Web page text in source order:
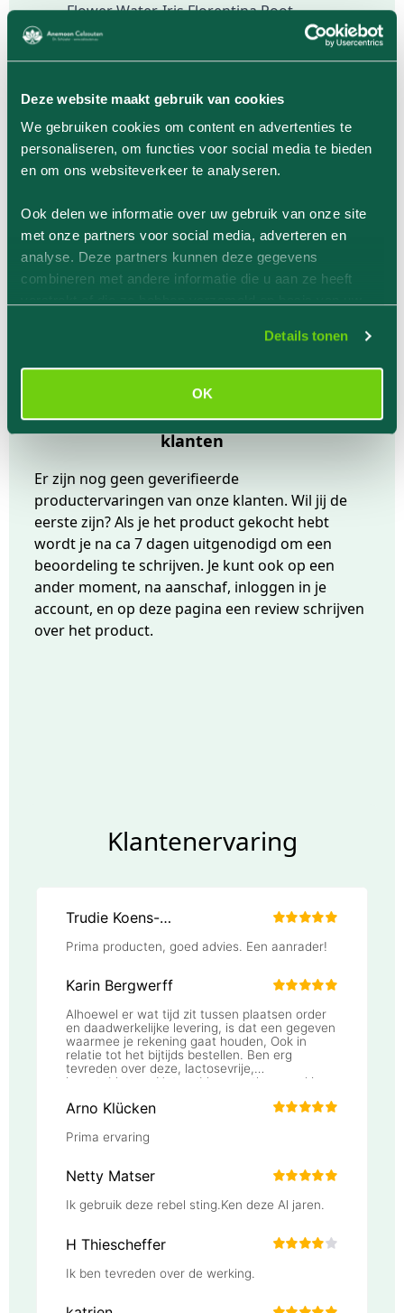
Deze website maakt gebruik van cookies
We gebruiken cookies om content en advertenties te
personaliseren, om functies voor social media te bieden
en om ons websiteverkeer te analyseren.
Ook delen we informatie over uw gebruik van onze site
met onze partners voor social media, adverteren en
analyse. Deze partners kunnen deze gegevens
combineren met andere informatie die u aan ze heeft
Details tonen
OK
Flower Water, Iris Florentina Root
Extract, Cucumis Melo (meloen) Fruit
Extract, Hedera Helix (klimop)
Glycyrrhizate, Bifida Ferment Lysate,
Lactobacillus Ferment, Lactobacillus
Ferment Lysate
EAN: 8809937361718
Milieuvriendelijke informatie
Verpakking: Recyclebaar
Productie: Dierproefvrij
Geverifieerde productervaringen van
klanten
Er zijn nog geen geverifieerde
productervaringen van onze klanten. Wil jij de
eerste zijn? Als je het product gekocht hebt
wordt je na ca 7 dagen uitgenodigd om een
beoordeling te schrijven. Je kunt ook op een
ander moment, na aanschaf, inloggen in je
account, en op deze pagina een review schrijven
over het product.
Klantenervaring